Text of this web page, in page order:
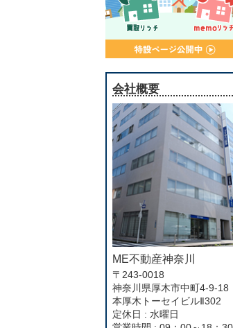
会社概要
ME不動産神奈川
〒243-0018
神奈川県厚木市中町4-9-18
本厚木トーセイビルⅡ302
定休日 : 水曜日